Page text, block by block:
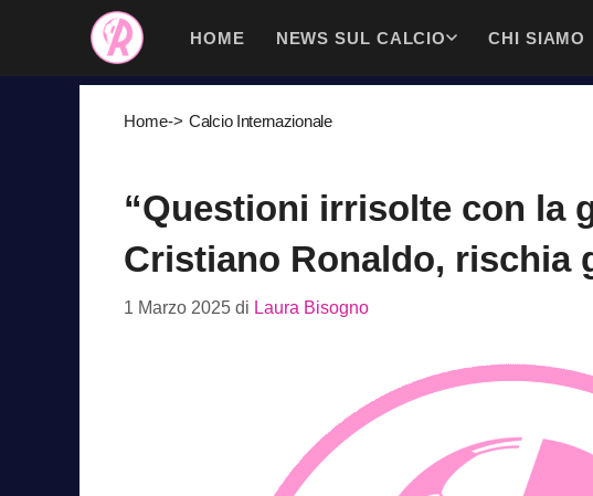
contenuto
HOME NEWS SUL CALCIO CHI SIAMO
Home-> Calcio Internazionale
“Questioni irrisolte con la
Cristiano Ronaldo, rischia
1 Marzo 2025 di Laura Bisogno